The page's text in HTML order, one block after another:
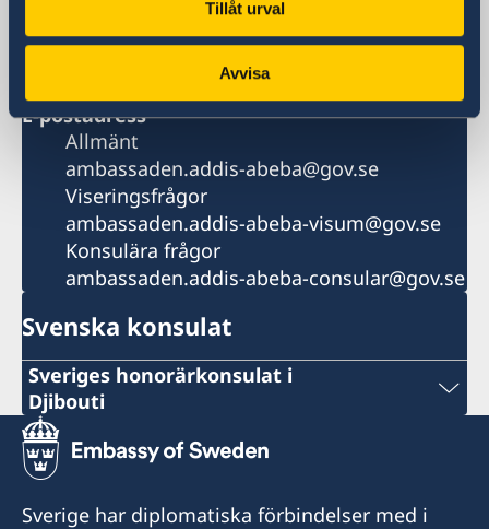
Tillåt urval
Avvisa
+251 11 518 00 00
+251 11 518 00 36
E-postadress
Allmänt
ambassaden.addis-abeba@gov.se
Viseringsfrågor
ambassaden.addis-abeba-visum@gov.se
Konsulära frågor
ambassaden.addis-abeba-consular@gov.se
Svenska konsulat
Sveriges honorärkonsulat i
Djibouti
Phone
+253 21 35 69 73
Sverige har diplomatiska förbindelser med i